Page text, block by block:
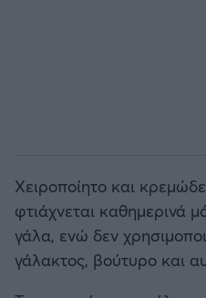
Χειροποίητο και
φτιάχνεται καθημερινά
γάλα, ενώ δεν
γάλακτος, βούτυρο και